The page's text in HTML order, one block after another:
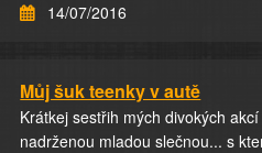
14/07/2016
Můj šuk teenky v autě
Krátkej sestřih mých divokých
nadrženou mladou slečnou... s